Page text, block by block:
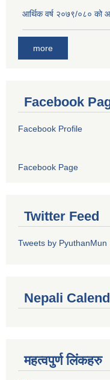
आर्थिक वर्ष २०७९/०८० को
more
Facebook
Facebook Profile
Facebook Page
Twitter Feed
Tweets by PyuthanMun
Nepali
महत्वपुर्ण लिंकहरु